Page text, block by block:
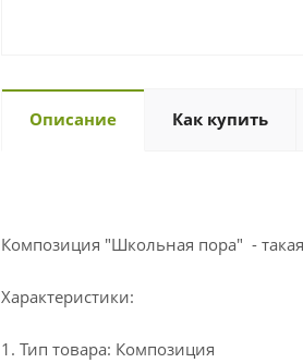
Описание Как купить
Композиция "Школьная пора" -
Характеристики:
1. Тип товара: Композиция